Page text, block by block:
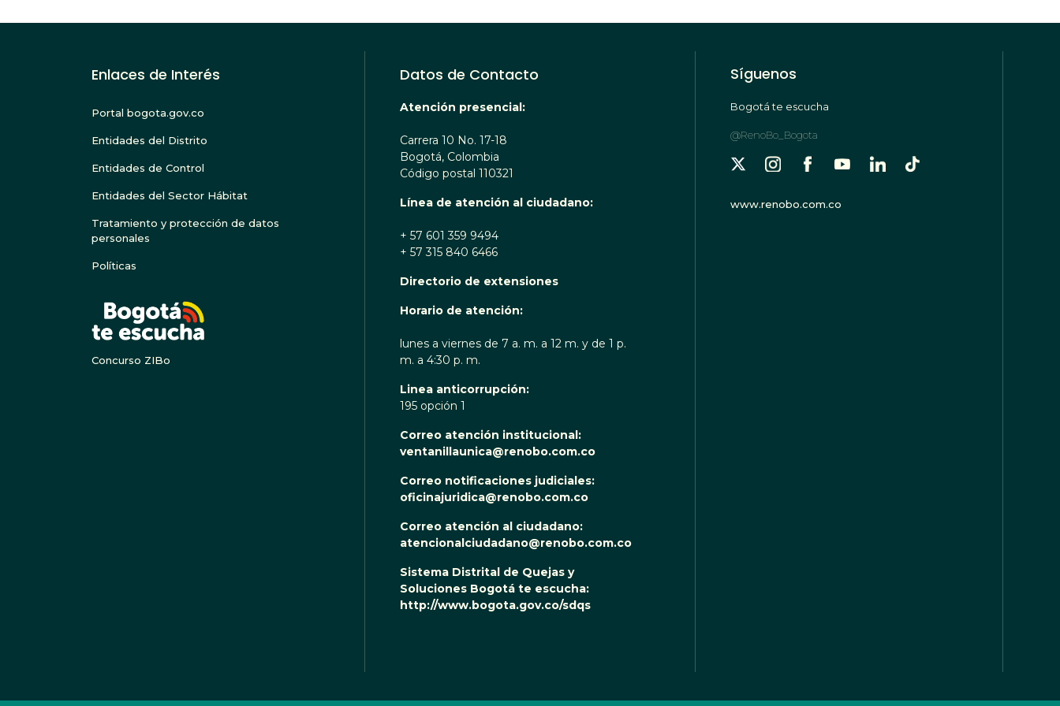
Enlaces de Interés
Portal bogota.gov.co
Entidades del Distrito
Entidades de Control
Entidades del Sector Hábitat
Tratamiento y protección de datos
personales
Políticas
Concurso ZIBo
Datos de Contacto
Atención presencial:
Carrera 10 No. 17-18
Bogotá, Colombia
Código postal 110321
Línea de atención al ciudadano:
+ 57 601 359 9494
+ 57 315 840 6466
Directorio de extensiones
Horario de atención:
lunes a viernes de 7 a. m. a 12 m. y de 1 p.
m. a 4:30 p. m.
Linea anticorrupción:
195 opción 1
Correo atención institucional:
ventanillaunica@renobo.com.co
Correo notificaciones judiciales:
oficinajuridica@renobo.com.co
Correo atención al ciudadano:
atencionalciudadano@renobo.com.co
Sistema Distrital de Quejas y
Soluciones Bogotá te escucha:
http://www.bogota.gov.co/sdqs
Síguenos
Bogotá te escucha
@RenoBo_Bogota
www.renobo.com.co